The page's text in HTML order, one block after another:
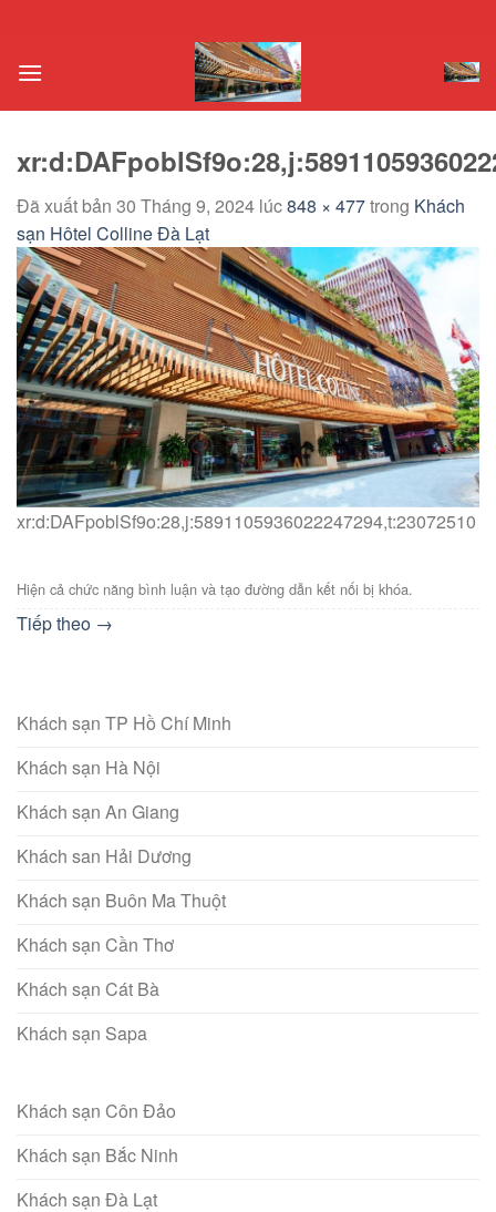
nội
Đã xuất bản 30 Tháng 9, 2024 lúc848 × 477trong Khách
sạn Hôtel Colline Đà Lạt
xr:d:DAFpoblSf9o:28,j:5891105936022247294,t:23072510
Hiện cả chức năng bình luận và tạo đường dẫn kết nối bị khóa.
Tiếp theo →
Khách sạn TP Hồ Chí Minh
Khách sạn Hà Nội
Khách sạn An Giang
Khách san Hải Dương
Khách sạn Buôn Ma Thuột
Khách sạn Cần Thơ
Khách sạn Cát Bà
Khách sạn Sapa
Khách sạn Côn Đảo
Khách sạn Bắc Ninh
Khách sạn Đà Lạt